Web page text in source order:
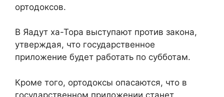
ортодоксов.
В Яадут ха-Тора выступают против закона,
утверждая, что государственное
приложение будет работать по субботам.
Кроме того, ортодоксы опасаются, что в
государственном приложении станет